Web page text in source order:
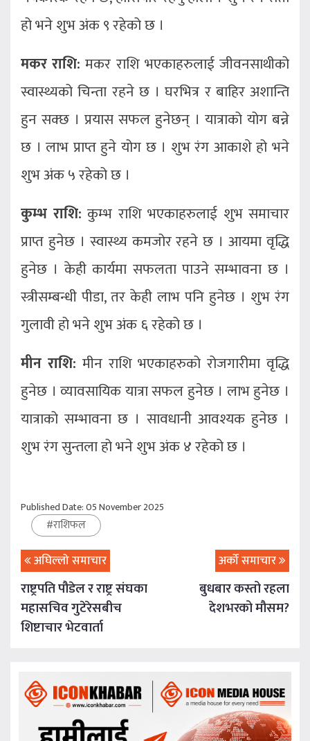
हो भने शुभ अंक ९ रहेको छ ।
मकर राशि:मकर राशि भएकाहरुलाई जीवनसाथीको
स्वास्थ्यको चिन्ता रहने छ । घरभित्र र बाहिर अशान्ति
हुन सक्छ । प्रयास सफल हुनेछन् । यात्राको योग बन्ने
छ । लाभ प्राप्त हुने योग छ । शुभ रंग आकाशे हो भने
शुभ अंक ५ रहेको छ ।
कुम्भ राशि: कुम्भ राशि भएकाहरुलाई शुभ समाचार
प्राप्त हुनेछ । स्वास्थ्य कमजोर रहने छ । आयमा वृद्धि
हुनेछ । केही कार्यमा सफलता पाउने सम्भावना छ ।
स्त्रीसम्बन्धी पीडा, तर केही लाभ पनि हुनेछ । शुभ रंग
गुलावी हो भने शुभ अंक ६ रहेको छ ।
मीन राशि: मीन राशि भएकाहरुको रोजगारीमा वृद्धि
हुनेछ । व्यावसायिक यात्रा सफल हुनेछ । लाभ हुनेछ ।
यात्राको सम्भावना छ । सावधानी आवश्यक हुनेछ ।
शुभ रंग सुन्तला हो भने शुभ अंक ४ रहेको छ ।
Published Date: 05 November 2025
#राशिफल
अर्को समाचार
बुधबार कस्तो रहला
देशभरको मौसम?
अघिल्लो समाचार
राष्ट्रपति पौडेल र राष्ट्र संघका
महासचिव गुटेरेसबीच
शिष्टाचार भेटवार्ता